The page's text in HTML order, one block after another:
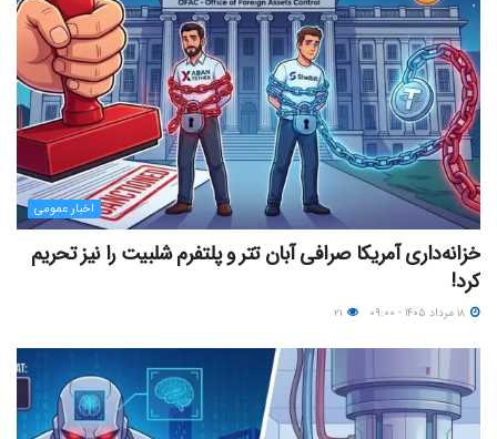
اخبار عمومی
خزانه‌داری آمریکا صرافی آبان تتر و پلتفرم شلبیت را نیز تحریم
کرد!